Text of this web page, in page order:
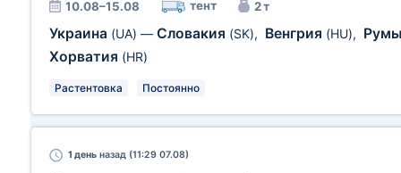
10.08–15.08 тент 2 т
Украина (UA) — Словакия (SK), Венгрия (HU),
Хорватия (HR)
Растентовка Постоянно
1 день назад (11:29 07.08)